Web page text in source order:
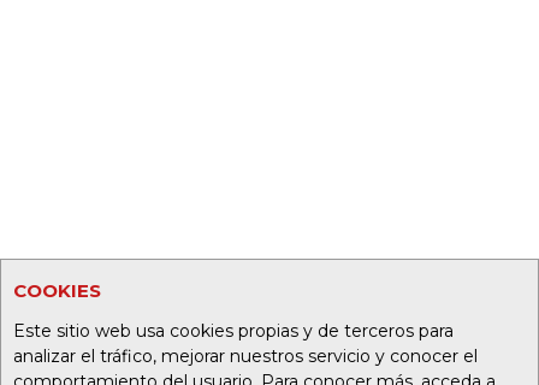
COOKIES
Este sitio web usa cookies propias y de terceros para
analizar el tráfico, mejorar nuestros servicio y conocer el